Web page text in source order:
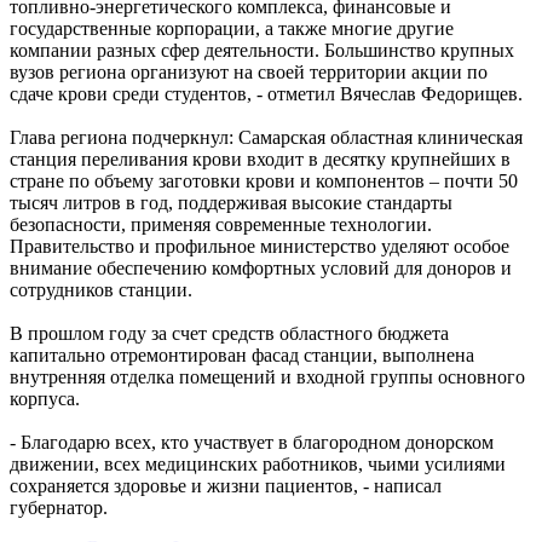
отделения Российского военно-исторического общества
10.08.2026 | 10:46
В Самарской области продолжают устранять последствия
ливня и сильного ветра
10.08.2026 | 10:28
В Роскачестве рассказали, как выбрать свежие грибы в
магазине
10.08.2026 | 10:14
Хрустит и не подгорает: селекционеры ООО "Агростар"
вывели новые сорта картофеля, которые пригодны для
переработки на чипсы и фри
10.08.2026 | 10:00
В Кинеле 10 августа на нескольких улицах не будет
электричества
10.08.2026 | 09:54
Опасная инфекция через обычную рану: как защититься от
столбняка
10.08.2026 | 09:50
В "Курумоче" 10 августа задерживаются около 30 рейсов
10.08.2026 | 09:39
Народные приметы на 11 августа 2026 года: что нельзя делать
в этот день
10.08.2026 | 09:23
В Москве продолжает работу фотовыставка о Самаре
топливно-энергетического комплекса, финансовые и
государственные корпорации, а также многие другие
компании разных сфер деятельности. Большинство крупных
вузов региона организуют на своей территории акции по
сдаче крови среди студентов, - отметил Вячеслав Федорищев.
Глава региона подчеркнул: Самарская областная клиническая
станция переливания крови входит в десятку крупнейших в
стране по объему заготовки крови и компонентов – почти 50
тысяч литров в год, поддерживая высокие стандарты
безопасности, применяя современные технологии.
Правительство и профильное министерство уделяют особое
внимание обеспечению комфортных условий для доноров и
сотрудников станции.
В прошлом году за счет средств областного бюджета
капитально отремонтирован фасад станции, выполнена
внутренняя отделка помещений и входной группы основного
корпуса.
- Благодарю всех, кто участвует в благородном донорском
движении, всех медицинских работников, чьими усилиями
сохраняется здоровье и жизни пациентов, - написал
губернатор.